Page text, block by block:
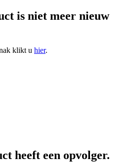
is niet meer nieuw
klikt u hier.
heeft een opvolger.